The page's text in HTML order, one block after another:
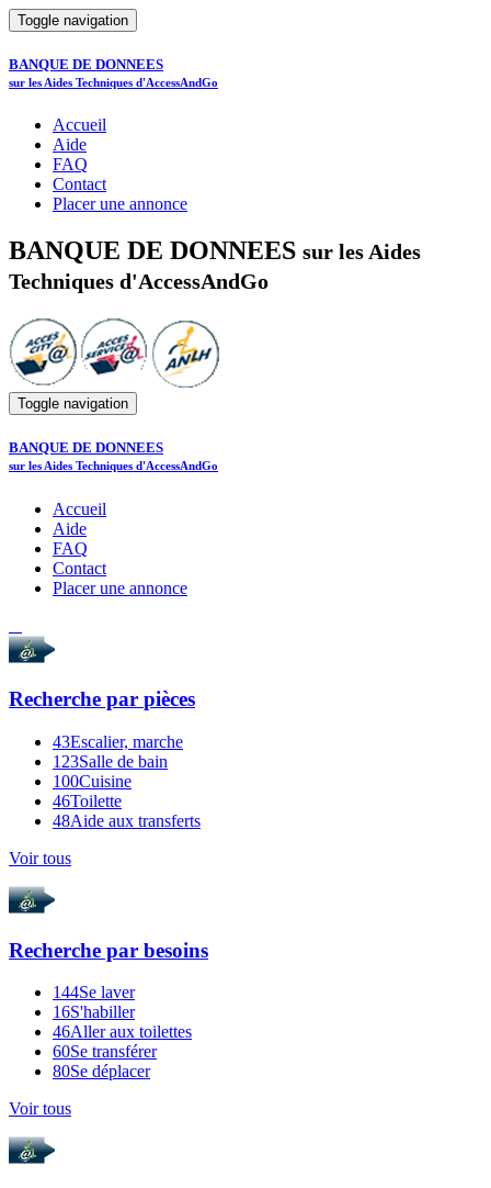
Toggle navigation
BANQUE DE DONNEES
sur les Aides Techniques d'AccessAndGo
Accueil
Aide
FAQ
Contact
Placer une annonce
BANQUE DE DONNEES sur les Aides
Techniques d'AccessAndGo
Toggle navigation
BANQUE DE DONNEES
sur les Aides Techniques d'AccessAndGo
Accueil
Aide
FAQ
Contact
Placer une annonce
Recherche par pièces
43Escalier, marche
123Salle de bain
100Cuisine
46Toilette
48Aide aux transferts
Voir tous
Recherche par besoins
144Se laver
16S'habiller
46Aller aux toilettes
60Se transférer
80Se déplacer
Voir tous